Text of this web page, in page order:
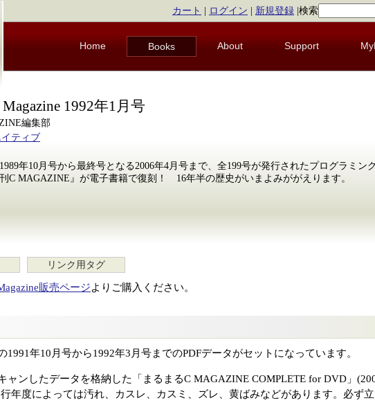
カート ログイン 新規登録 検索
Home Books About Support
1992年1月号
編集部
ティブ
年10月号から最終号となる2006年4月号まで、全199号が発行されたプログラミン
C MAGAZINE』が電子書籍で復刻！ 16年半の歴史がいまよみががえります。
リンク用タグ
販売ページよりご購入ください。
年10月号から1992年3月号までのPDFデータがセットになっています。
ンしたデータを格納した「まるまるC MAGAZINE COMPLETE for DVD」
年度によっては汚れ、カスレ、カスミ、ズレ、黄ばみなどがあります。必ず